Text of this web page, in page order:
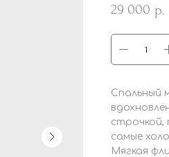
29 000 р.
Спальный
строчкой,
самые
Мягкая